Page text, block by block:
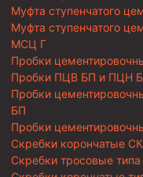
Муфта ступенчатого
Муфта ступенчатого
МСЦ Г
Пробки
Пробки ПЦВ БП и ПЦН
Пробки
БП
Пробки
Скребки корончатые
Скребки тросовые